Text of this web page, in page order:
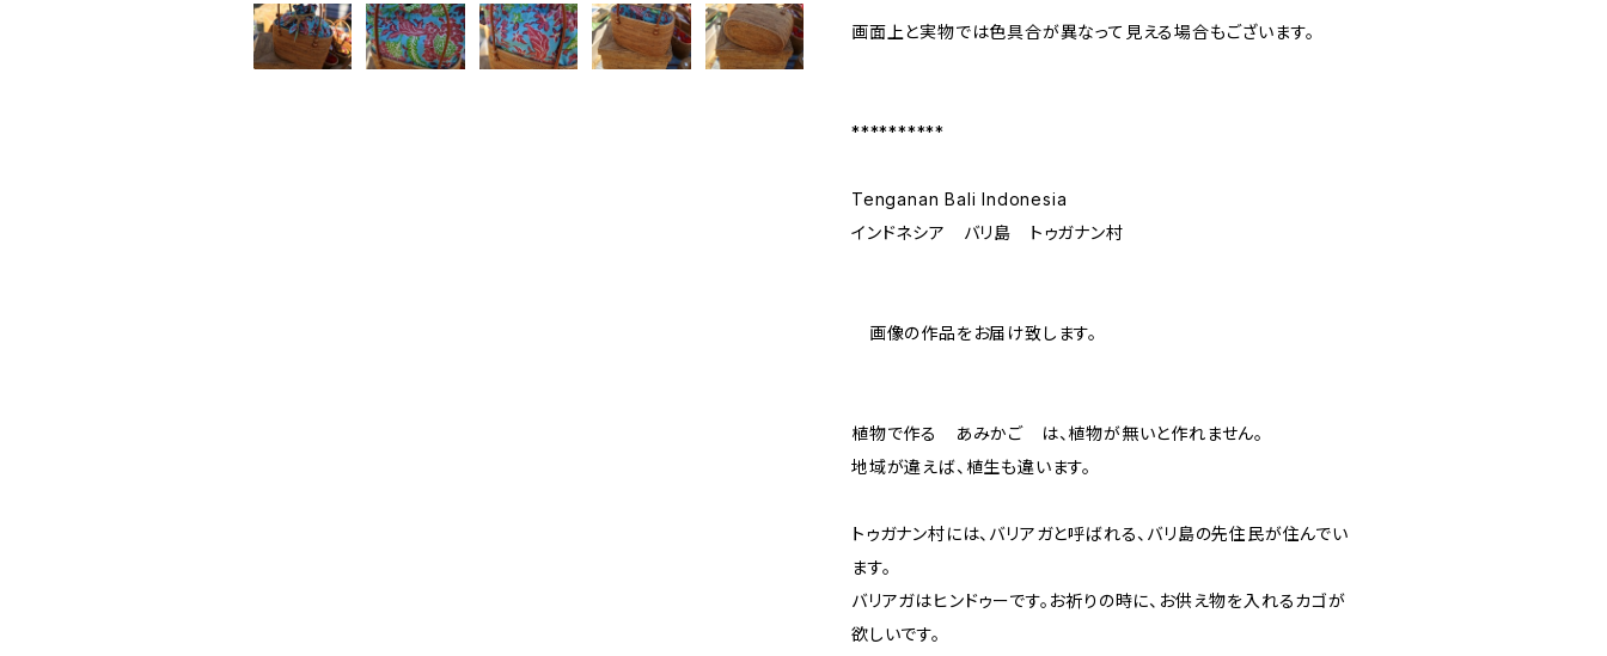
画面上と実物では色具合が異なって見える場合もございます。
**********
Tenganan Bali Indonesia
インドネシア バリ島 トゥガナン村
画像の作品をお届け致します。
植物で作る あみかご は、植物が無いと作れません。
地域が違えば、植生も違います。
トゥガナン村には、バリアガと呼ばれる、バリ島の先住民が住んでい
ます。
バリアガはヒンドゥーです。お祈りの時に、お供え物を入れるカゴが
欲しいです。